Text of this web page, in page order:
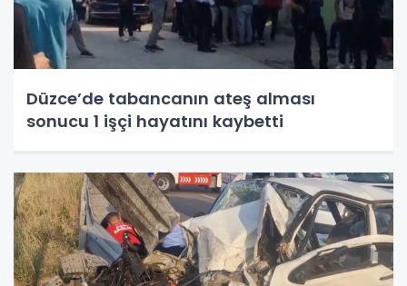
Düzce’de tabancanın ateş alması
sonucu 1 işçi hayatını kaybetti